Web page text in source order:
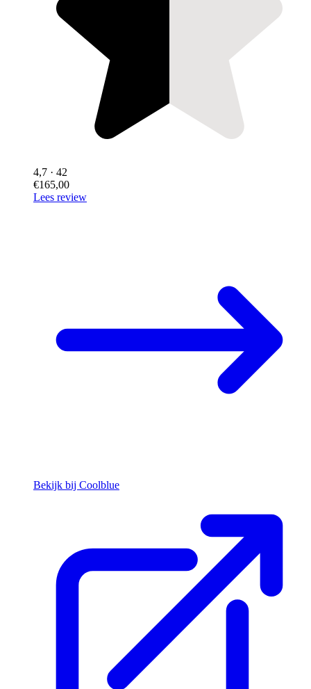
4,7 · 42
€165,00
Lees review
Bekijk bij Coolblue